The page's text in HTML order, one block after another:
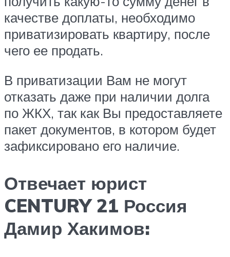
качестве доплаты, необходимо
приватизировать квартиру, после
чего ее продать.
В приватизации Вам не могут
отказать даже при наличии долга
по ЖКХ, так как Вы предоставляете
пакет документов, в котором будет
зафиксировано его наличие.
Отвечает юрист
CENTURY 21 Россия
Дамир Хакимов: